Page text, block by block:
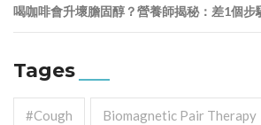
喝咖啡會升壞膽固醇？營養師揭秘：差1個步
Tages
#cough Biomagnetic Pair Therapy